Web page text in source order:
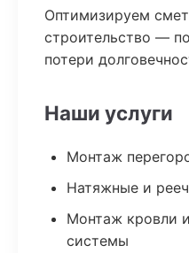
Оптимизируем
строительство —
потери
Наши услуги
Монтаж
Натяжные и
Монтаж кровли
системы